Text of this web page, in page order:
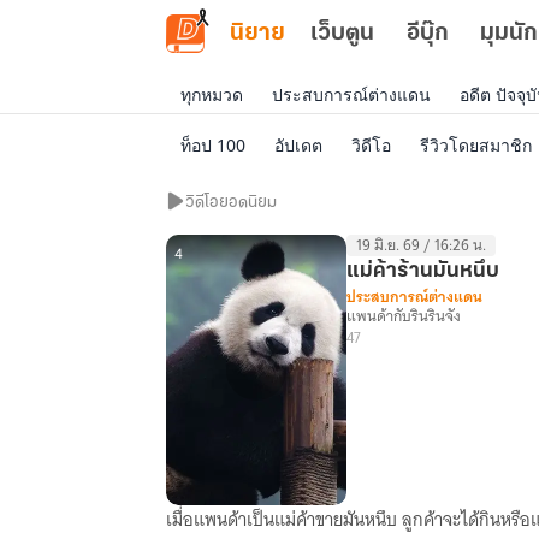
ข้ามไปยังเนื้อหาหลัก
นิยาย เว็บตูน อีบุ๊ก มุมนัก
ทุกหมวด ประสบการณ์ต่างแดน อดีต ปัจจุ
ท็อป 100 อัปเดต วิดีโอ รีวิวโดยสมาชิก
วิดีโอยอดนิยม
แม่ค้า
4 19 มิ.ย. 69 / 16:26 น.
แม่ค้าร้านมันหนึบ
ประสบการณ์ต่างแดน
แพนด้ากับรินรินจัง
47
เมื่อแพนด้าเป็นแม่ค้าขายมันหนึบ ลูกค้าจะได้กินหรื